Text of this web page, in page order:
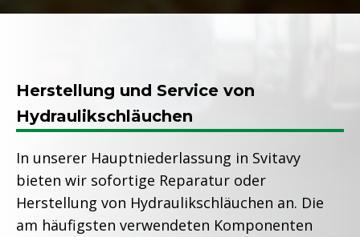
Herstellung und Service von
Hydraulikschläuchen
In unserer Hauptniederlassung in Svitavy
bieten wir sofortige Reparatur oder
Herstellung von Hydraulikschläuchen an. Die
am häufigsten verwendeten Komponenten